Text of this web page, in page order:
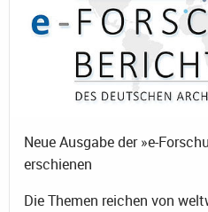
Neue Ausgabe der »e-
erschienen
Die Themen reichen von